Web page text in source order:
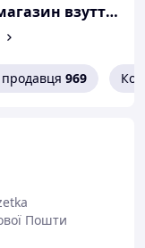
модель
/ 050-
на
-->
"Мої туфлі" - інтернет магазин взуття на всі випадки життя.
продавця 969
Пошти